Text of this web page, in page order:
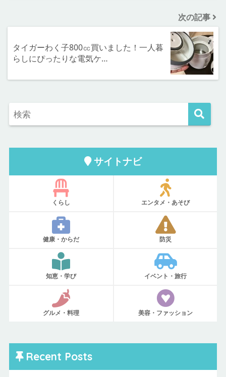
次の記事
タイガーわく子800㏄買いました！一人暮
らしにぴったりな電気ケ…
サイトナビ
くらし エンタメ・あそび
健康・からだ 防災
知恵・学び イベント・旅行
グルメ・料理 美容・ファッション
Recent Posts